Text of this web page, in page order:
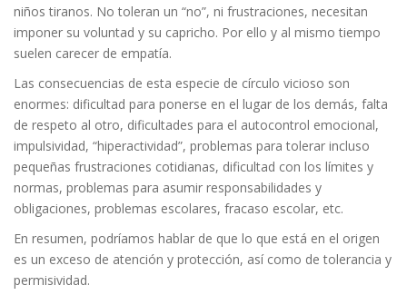
niños tiranos. No toleran un “no”, ni frustraciones, necesitan
imponer su voluntad y su capricho. Por ello y al mismo tiempo
suelen carecer de empatía.
Las consecuencias de esta especie de círculo vicioso son
enormes: dificultad para ponerse en el lugar de los demás, falta
de respeto al otro, dificultades para el autocontrol emocional,
impulsividad, “hiperactividad”, problemas para tolerar incluso
pequeñas frustraciones cotidianas, dificultad con los límites y
normas, problemas para asumir responsabilidades y
obligaciones, problemas escolares, fracaso escolar, etc.
En resumen, podríamos hablar de que lo que está en el origen
es un exceso de atención y protección, así como de tolerancia y
permisividad.